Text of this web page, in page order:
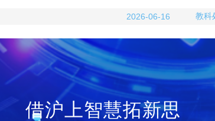
2026-06-16 教科
借沪上智慧拓新思